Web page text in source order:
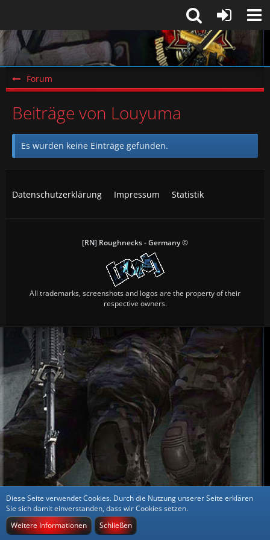
Forum
Beiträge von Louyuma
Es wurden keine Einträge gefunden.
Datenschutzerklärung Impressum Statistik
[RN] Roughnecks - Germany ©
All trademarks, screenshots and logos are the property of their
respective owners.
Diese Seite verwendet Cookies. Durch die Nutzung unserer Seite erklären
Sie sich damit einverstanden, dass wir Cookies setzen.
Weitere Informationen
Schließen